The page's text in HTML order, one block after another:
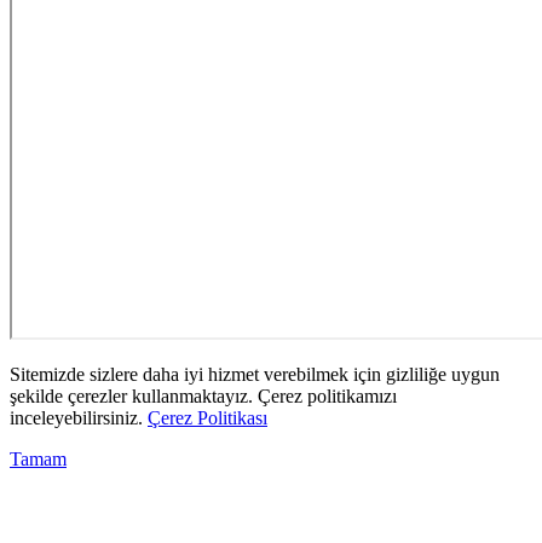
Sitemizde sizlere daha iyi hizmet verebilmek için gizliliğe uygun
şekilde çerezler kullanmaktayız. Çerez politikamızı
inceleyebilirsiniz. Çerez Politikası
Tamam